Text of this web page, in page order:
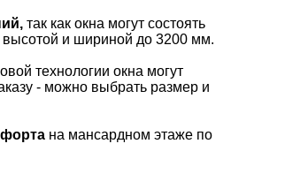
так как окна могут состоять
высотой и шириной до 3200 мм.
технологии окна могут
- можно выбрать размер и
на мансардном этаже по